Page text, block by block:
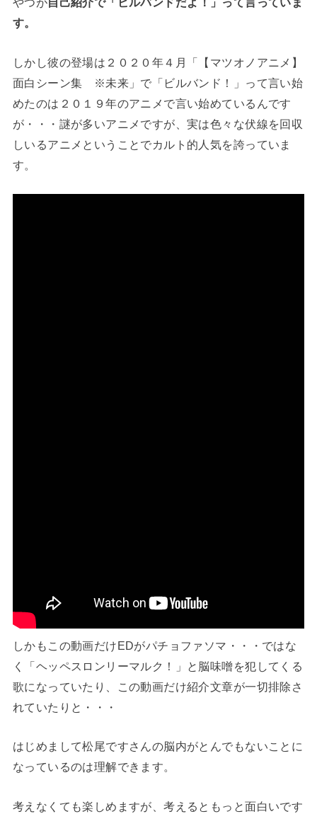
す。
しかし彼の登場は２０２０年４月「【マツオノアニメ】
面白シーン集 ※未来」で「ビルバンド！」って言い始
めたのは２０１９年のアニメで言い始めているんです
が・・・謎が多いアニメですが、実は色々な伏線を回収
しいるアニメということでカルト的人気を誇っていま
す。
しかもこの動画だけEDがパチョファソマ・・・ではな
く「ヘッペスロンリーマルク！」と脳味噌を犯してくる
歌になっていたり、この動画だけ紹介文章が一切排除さ
れていたりと・・・
はじめまして松尾ですさんの脳内がとんでもないことに
なっているのは理解できます。
考えなくても楽しめますが、考えるともっと面白いです